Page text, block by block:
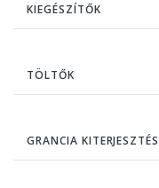
KIEGÉSZÍTŐK
TÖLTŐK
GRANCIA KITERJESZTÉS